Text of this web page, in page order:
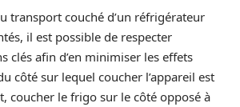
transport couché d’un réfrigérateur
il est possible de respecter
clés afin d’en minimiser les effets
côté sur lequel coucher l’appareil est
coucher le frigo sur le côté opposé à